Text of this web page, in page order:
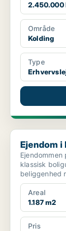
2.450.000
Område
Kolding
Type
Ejendom i
Ejendom i
klassisk
beliggenhed
havnemi...
Areal
1.187 m2
Pris